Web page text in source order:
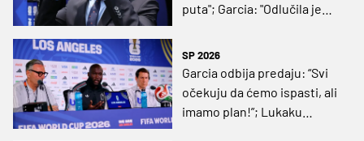
puta"; Garcia: "Odlučila je
SP 2026
Garcia odbija predaju: “Svi
očekuju da ćemo ispasti, ali
imamo plan!”; Lukaku